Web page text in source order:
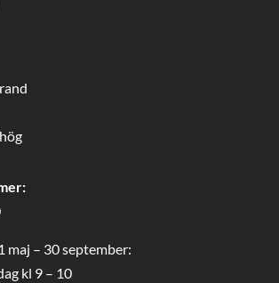
maj – 30 september:
kl 9 – 10